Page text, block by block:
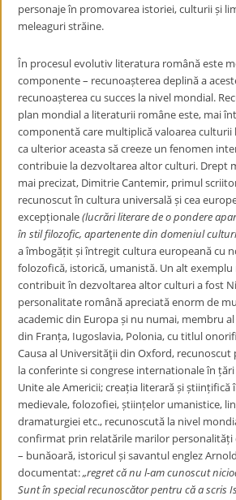
personaje în promovarea istoriei, culturii și
meleaguri străine.
În procesul evolutiv literatura română este
componente – recunoașterea deplină a
recunoașterea cu succes la nivel mondial.
plan mondial a literaturii române este, mai
componentă care multiplică valoarea
ca ulterior aceasta să creeze un fenomen
contribuie la dezvoltarea altor culturi. Drept
mai precizat, Dimitrie Cantemir, primul
recunoscut în cultura universală și cea
excepționale(lucrări literare de o pondere
în stil filozofic, apartenente din domeniul
a îmbogățit și întregit cultura europeană cu
folozofică, istorică, umanistă. Un alt exemplu
contribuit în dezvoltarea altor culturi a fost
personalitate română apreciată enorm de
academic din Europa și nu numai, membru
din Franța, Iugoslavia, Polonia, cutitlul
Causaal Universităţii din Oxford, recunoscut
laconferinte si congrese internationale în
Unite ale Americii; creația literară și
medievale, folozofiei, științelor umanistice,
dramaturgiei etc., recunoscută la nivel
confirmat prin relatările marilor personalități
– bunăoară, istoricul și savantul englez
documentat:„regret că nu l-am cunoscut
Sunt în special recunoscător pentru că a scris